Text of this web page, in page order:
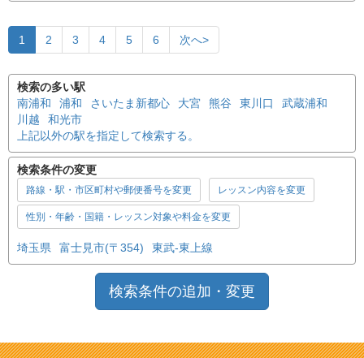
1 2 3 4 5 6 次へ>
検索の多い駅
南浦和
浦和 さいたま新都心 大宮 熊谷 東川口
武蔵浦和
川越
和光市
上記以外の駅を指定して検索する。
検索条件の変更
路線・駅・市区町村や郵便番号を変更 レッスン内容を変更
性別・年齢・国籍・レッスン対象や料金を変更
埼玉県 富士見市(〒354) 東武-東上線
検索条件の追加・変更